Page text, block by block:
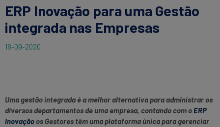
ERP Inovação para uma Gestão
integrada nas Empresas
18-09-2020
Uma gestão integrada é a melhor alternativa para administrar os
diversos departamentos de uma empresa, contando com oERP
Inovaçãoos Gestores têm uma plataforma única para gerenciar